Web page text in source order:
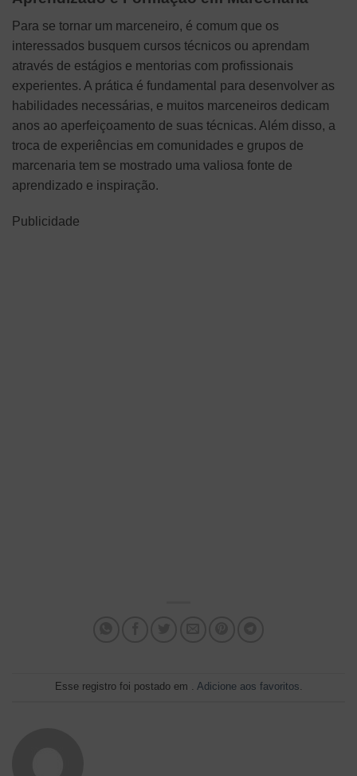
Para se tornar um marceneiro, é comum que os
interessados busquem cursos técnicos ou aprendam
através de estágios e mentorias com profissionais
experientes. A prática é fundamental para desenvolver as
habilidades necessárias, e muitos marceneiros dedicam
anos ao aperfeiçoamento de suas técnicas. Além disso, a
troca de experiências em comunidades e grupos de
marcenaria tem se mostrado uma valiosa fonte de
aprendizado e inspiração.
Publicidade
Esse registro foi postado em . Adicione aos favoritos